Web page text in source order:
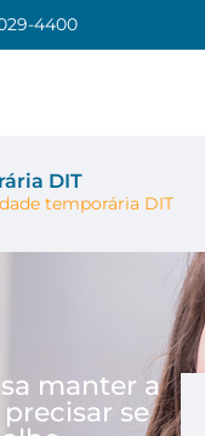
4400
DIT
temporária DIT
manter a
se